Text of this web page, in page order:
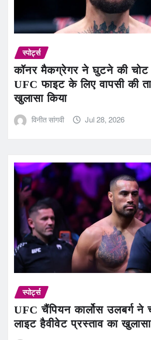
स्पोर्ट्स
कॉनर मैकग्रेगर ने घुटने की चोट
UFC फाइट के लिए वापसी की
खुलासा किया
विनीत सांगवी Jul 28, 2026
स्पोर्ट्स
UFC चैंपियन कार्लोस उलबर्ग ने
लाइट हैवीवेट प्रस्ताव का